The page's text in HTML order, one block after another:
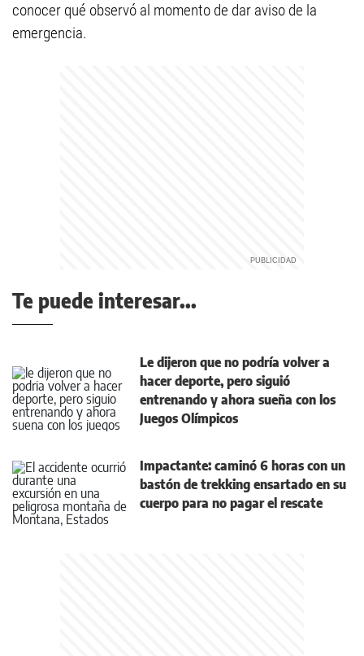
conocer qué observó al momento de dar aviso de la
emergencia.
Te puede interesar...
Le dijeron que no podría volver a
hacer deporte, pero siguió
entrenando y ahora sueña con los
Juegos Olímpicos
Impactante: caminó 6 horas con un
bastón de trekking ensartado en su
cuerpo para no pagar el rescate